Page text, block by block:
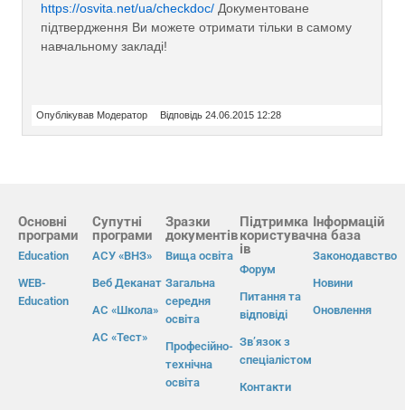
https://osvita.net/ua/checkdoc/ Документоване
підтвердження Ви можете отримати тільки в самому
навчальному закладі!
Опублікував Модератор Відповідь 24.06.2015 12:28
Основні
програми
Education
WEB-
Education
Супутні
програми
АСУ «ВНЗ»
Веб Деканат
АС «Школа»
АС «Тест»
Зразки
документів
Вища освіта
Загальна
середня
освіта
Професійно-
технічна
освіта
Підтримка
користувач
ів
Форум
Питання та
відповіді
Зв’язок з
спеціалістом
Контакти
Інформацій
на база
Законодавство
Новини
Оновлення